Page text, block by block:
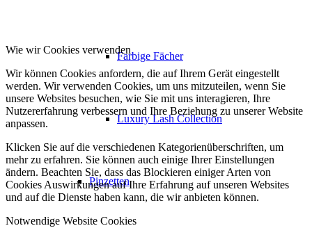
Farbige Fächer
Luxury Lash Collection
Pinzetten
Wie wir Cookies verwenden
Wir können Cookies anfordern, die auf Ihrem Gerät eingestellt
werden. Wir verwenden Cookies, um uns mitzuteilen, wenn Sie
unsere Websites besuchen, wie Sie mit uns interagieren, Ihre
Nutzererfahrung verbessern und Ihre Beziehung zu unserer Website
anpassen.
Klicken Sie auf die verschiedenen Kategorienüberschriften, um
mehr zu erfahren. Sie können auch einige Ihrer Einstellungen
ändern. Beachten Sie, dass das Blockieren einiger Arten von
Cookies Auswirkungen auf Ihre Erfahrung auf unseren Websites
und auf die Dienste haben kann, die wir anbieten können.
Notwendige Website Cookies